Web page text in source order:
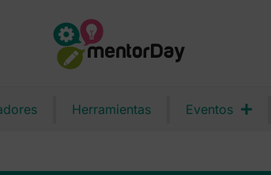
Herramientas Eventos